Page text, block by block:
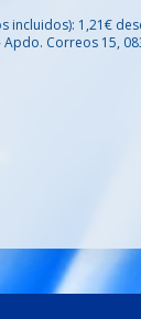
incluidos): 1,21€
Apdo. Correos 15,